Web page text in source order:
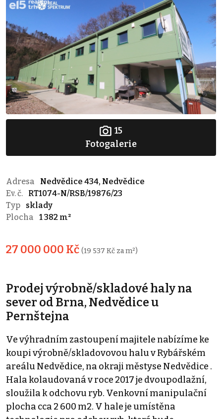
15
Fotogalerie
Adresa
Nedvědice 434, Nedvědice
Ev. č.
RT1074-N/RSB/19876/23
Typ
sklady
Plocha
1 382 m²
27 000 000 Kč (19 537 Kč za m²)
Prodej výrobně/skladové haly na
sever od Brna, Nedvědice u
Pernštejna
Ve výhradním zastoupení majitele nabízíme ke
koupi výrobně/skladovovou halu v Rybářském
areálu Nedvědice, na okraji městyse Nedvědice .
Hala kolaudovaná v roce 2017 je dvoupodlažní,
sloužila k odchovu ryb. Venkovní manipulační
plocha cca 2 600 m2. V hale je umístěna